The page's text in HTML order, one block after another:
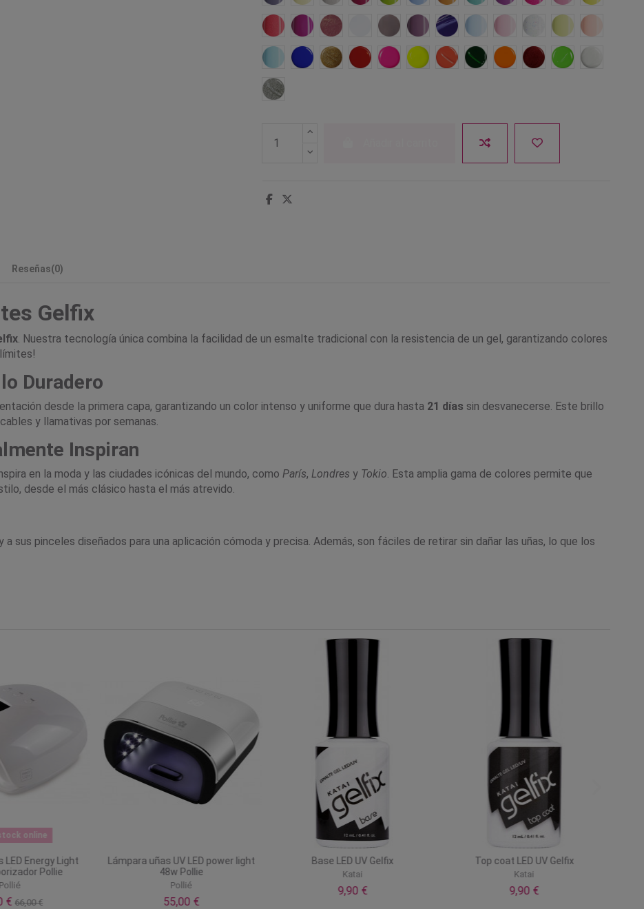
CanariasCaracasRiad Atenas Nome Cracovia
Nuuk Corfu Sakura Uyuni Fiyi
Belice BermudasBudapestEstocolmo
Haiti Ibiza JaliscoLisboa Malabo Manhattan
Sidney
Vigo
Reseñas(0)
Gelfix
. Nuestra tecnología única combina la facilidad de un esmalte tradicional con la resistencia de un gel, garantizando colores
Duradero
desde la primera capa, garantizando un color intenso y uniforme que dura hasta 21 días sin desvanecerse. Este brillo
y llamativas por semanas.
Inspiran
en la moda y las ciudades icónicas del mundo, como París, Londres y Tokio . Esta amplia gama de colores permite que
desde el más clásico hasta el más atrevido.
sus pinceles diseñados para una aplicación cómoda y precisa. Además, son fáciles de retirar sin dañar las uñas, lo que los
online
LED Energy Light
Pollie
Pollié
€66,00 €
Lámpara uñas UV LED power light
48w Pollie
Pollié
55,00 €
Base LED UV Gelfix
Katai
9,90 €
Top coat LED UV Gelfix
Katai
9,90 €